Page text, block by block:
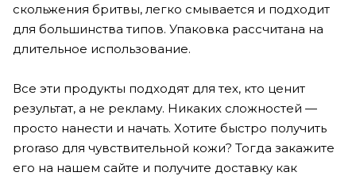
скольжения бритвы, легко смывается и подходит
для большинства типов. Упаковка рассчитана на
длительное использование.
Все эти продукты подходят для тех, кто ценит
результат, а не рекламу. Никаких сложностей —
просто нанести и начать. Хотите быстро получить
proraso для чувствительной кожи? Тогда закажите
его на нашем сайте и получите доставку как